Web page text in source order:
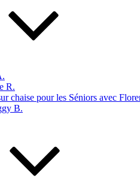
R.
chaise pour les Séniors avec
B.